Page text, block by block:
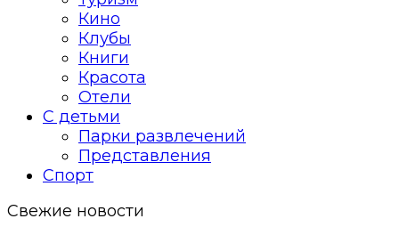
Кино
Клубы
Книги
Красота
Отели
С детьми
Парки развлечений
Представления
Спорт
Свежие новости